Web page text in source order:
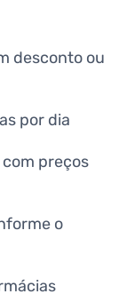
desconto ou
por dia
preços
o